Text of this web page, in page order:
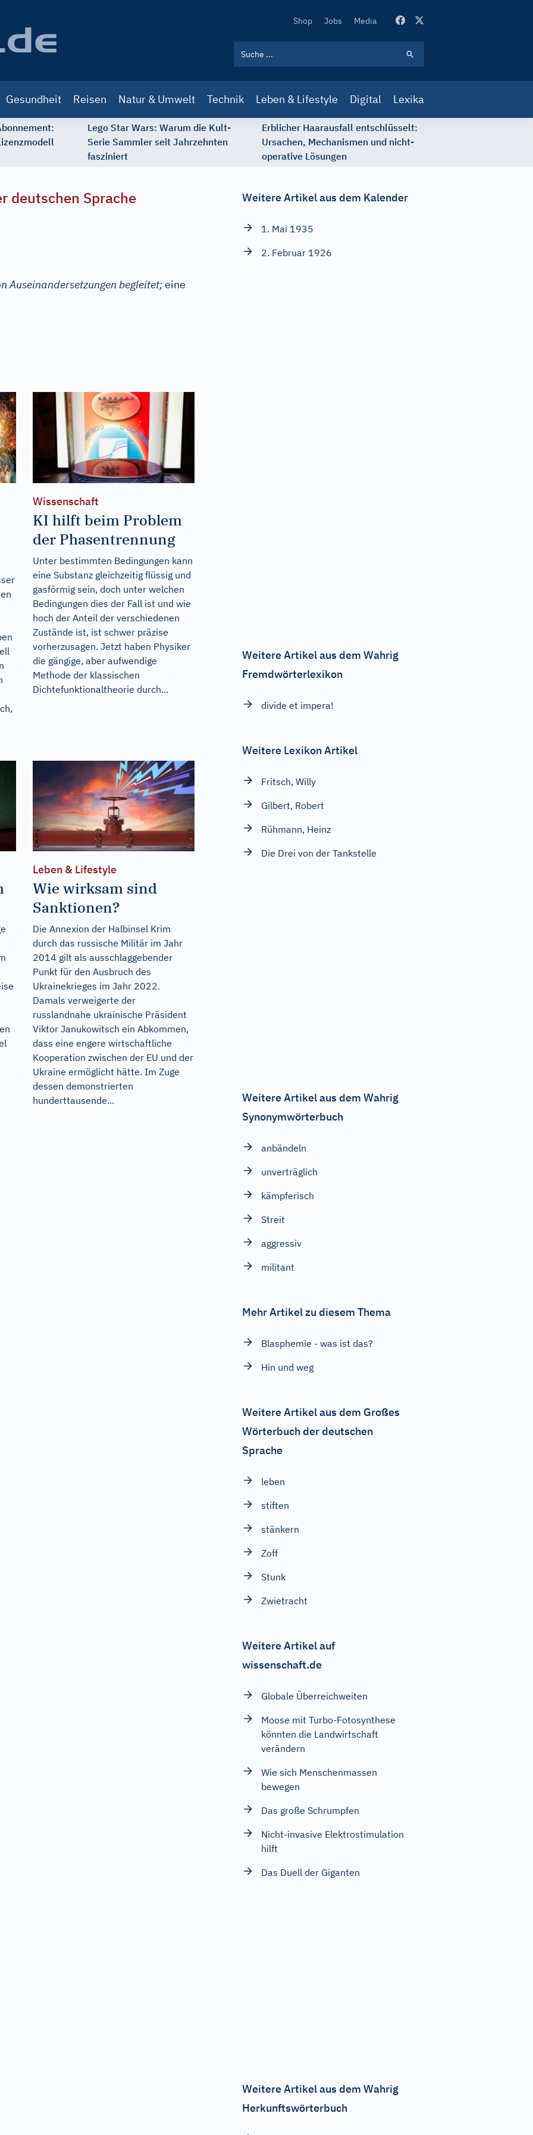
Secondary
Shop Jobs Media
Gesundheit Reisen Natur & Umwelt Technik Leben & Lifestyle Digital Lexika
Lego Star Wars: Warum die Kult-
Serie Sammler seit Jahrzehnten
fasziniert
Erblicher Haarausfall entschlüsselt:
Ursachen, Mechanismen und nicht-
operative Lösungen
deutschen Sprache
Auseinandersetzungen begleitet;eine
Wissenschaft
KI hilft beim Problem
der Phasentrennung
Unter bestimmten Bedingungen kann
eine Substanz gleichzeitig flüssig und
gasförmig sein, doch unter welchen
Bedingungen dies der Fall ist und wie
hoch der Anteil der verschiedenen
Zustände ist, ist schwer präzise
vorherzusagen. Jetzt haben Physiker
die gängige, aber aufwendige
Methode der klassischen
Dichtefunktionaltheorie durch...
Leben & Lifestyle
Wie wirksam sind
Sanktionen?
Die Annexion der Halbinsel Krim
durch das russische Militär im Jahr
2014 gilt als ausschlaggebender
Punkt für den Ausbruch des
Ukrainekrieges im Jahr 2022.
Damals verweigerte der
russlandnahe ukrainische Präsident
Viktor Janukowitsch ein Abkommen,
dass eine engere wirtschaftliche
Kooperation zwischen der EU und der
Ukraine ermöglicht hätte. Im Zuge
dessen demonstrierten
hunderttausende...
Weitere Artikel aus dem Kalender
1. Mai 1935
2. Februar 1926
Weitere Artikel aus dem Wahrig
Fremdwörterlexikon
divide et impera!
Weitere Lexikon Artikel
Fritsch, Willy
Gilbert, Robert
Rühmann, Heinz
Die Drei von der Tankstelle
Weitere Artikel aus dem Wahrig
Synonymwörterbuch
anbändeln
unverträglich
kämpferisch
Streit
aggressiv
militant
Mehr Artikel zu diesem Thema
Blasphemie - was ist das?
Hin und weg
Weitere Artikel aus dem Großes
Wörterbuch der deutschen
Sprache
leben
stiften
stänkern
Zoff
Stunk
Zwietracht
Weitere Artikel auf
wissenschaft.de
Globale Überreichweiten
Moose mit Turbo-Fotosynthese
könnten die Landwirtschaft
verändern
Wie sich Menschenmassen
bewegen
Das große Schrumpfen
Nicht-invasive Elektrostimulation
hilft
Das Duell der Giganten
Weitere Artikel aus dem Wahrig
Herkunftswörterbuch